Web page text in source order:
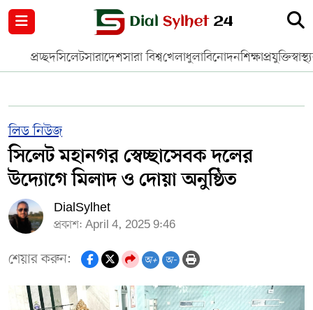
প্রচ্ছদসিলেটসারাদেশসারা বিশ্বখেলাধুলাবিনোদনশিক্ষাপ্রযুক্তি
লিড নিউজ
সিলেট মহানগর স্বেচ্ছাসেবক দলের
উদ্যোগে মিলাদ ও দোয়া অনুষ্ঠিত
DialSylhet
প্রকাশ: April 4, 2025 9:46
শেয়ার করুন: অ+ অ-
নগর পরিকল্পনা
সুনামগঞ্জ
হবিগঞ্জ
মৌলভীবাজার
জাতীয়
আন্তর্জাতিক
মুক্তমত
YOUTUBE
FACEBOOK
TERMS & CONDITIONS
EDITOR & PUBLISHER : SOHEL AHMED
ডায়ালসিলেট যাত্রা
CONTACT US